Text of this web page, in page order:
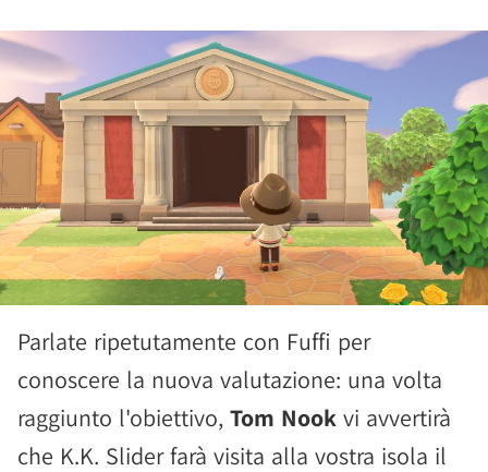
Parlate ripetutamente con Fuffi per
conoscere la nuova valutazione: una volta
raggiunto l'obiettivo, Tom Nook vi avvertirà
che K.K. Slider farà visita alla vostra isola il